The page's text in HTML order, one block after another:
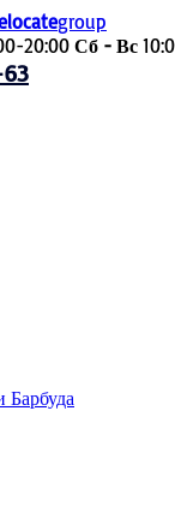
group
20:00 Сб - Вс
Барбуда